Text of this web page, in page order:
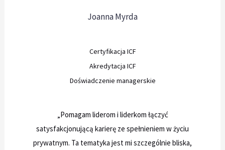
Joanna Myrda
Certyfikacja ICF
Akredytacja ICF
Doświadczenie managerskie
„Pomagam liderom i liderkom łączyć
satysfakcjonującą karierę ze spełnieniem w życiu
prywatnym. Ta tematyka jest mi szczególnie bliska,